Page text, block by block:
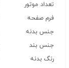
تعداد موتور
فرم صفحه
جنس بدنه
جنس بند
رنگ بدنه